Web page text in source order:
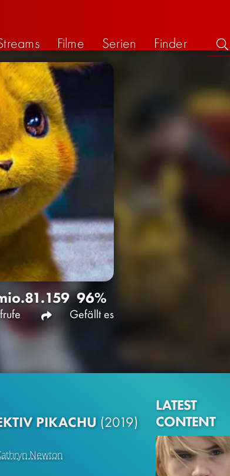
Filme Serien Finder
81.159 96%
Gefällt es
PIKACHU (2019)
Newton
LATEST
CONTENT